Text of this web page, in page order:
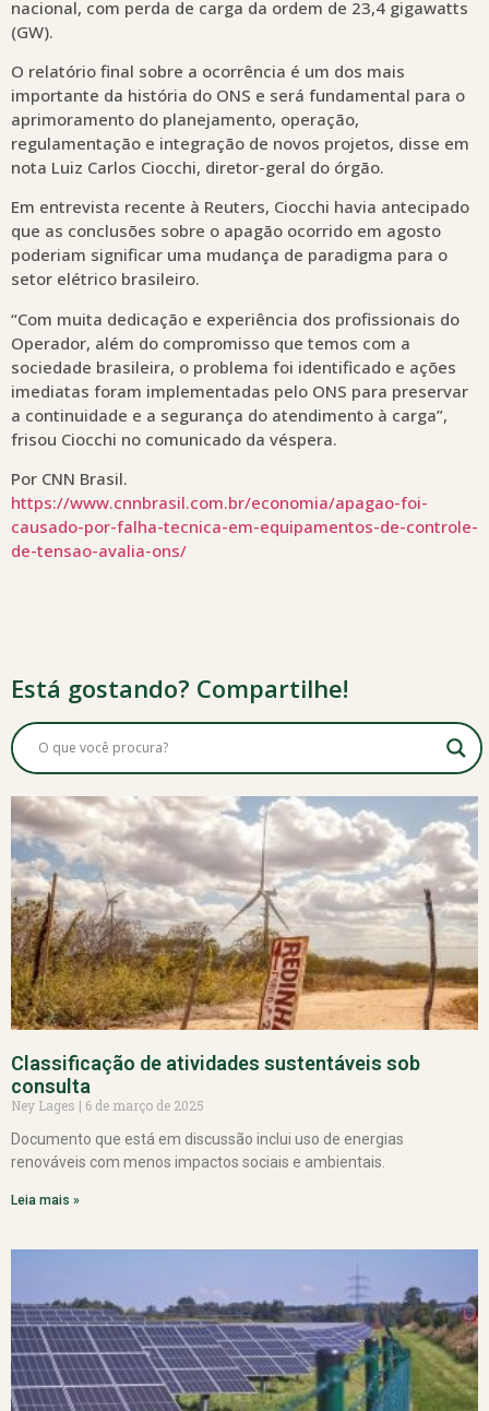
nacional, com perda de carga da ordem de 23,4 gigawatts
(GW).
O relatório final sobre a ocorrência é um dos mais
importante da história do ONS e será fundamental para o
aprimoramento do planejamento, operação,
regulamentação e integração de novos projetos, disse em
nota Luiz Carlos Ciocchi, diretor-geral do órgão.
Em entrevista recente à Reuters, Ciocchi havia antecipado
que as conclusões sobre o apagão ocorrido em agosto
poderiam significar uma mudança de paradigma para o
setor elétrico brasileiro.
“Com muita dedicação e experiência dos profissionais do
Operador, além do compromisso que temos com a
sociedade brasileira, o problema foi identificado e ações
imediatas foram implementadas pelo ONS para preservar
a continuidade e a segurança do atendimento à carga”,
frisou Ciocchi no comunicado da véspera.
Por CNN Brasil.
https://www.cnnbrasil.com.br/economia/apagao-foi-
causado-por-falha-tecnica-em-equipamentos-de-controle-
de-tensao-avalia-ons/
Está gostando? Compartilhe!
Classificação de atividades sustentáveis sob
consulta
Ney Lages
6 de março de 2025
Documento que está em discussão inclui uso de energias
renováveis com menos impactos sociais e ambientais.
Leia mais »